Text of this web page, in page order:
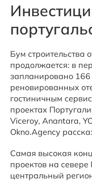
Бум строительства
продолжается: в
запланировано
реновированных
гостиничным
проектах
Viceroy, Anantara,
Okno.Agency
Самая высокая
проектов на
центральный